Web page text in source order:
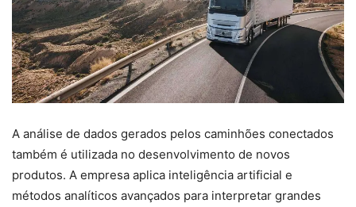
A análise de dados gerados pelos caminhões conectados
também é utilizada no desenvolvimento de novos
produtos. A empresa aplica inteligência artificial e
métodos analíticos avançados para interpretar grandes